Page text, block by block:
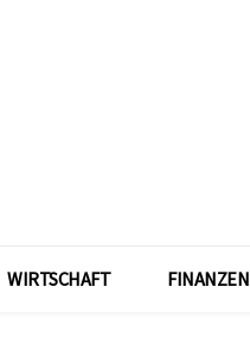
WIRTSCHAFT FINANZEN